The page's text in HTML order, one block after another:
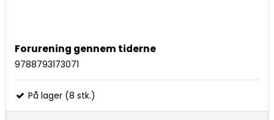
Forurening gennem tiderne
9788793173071
På lager (8 stk.)